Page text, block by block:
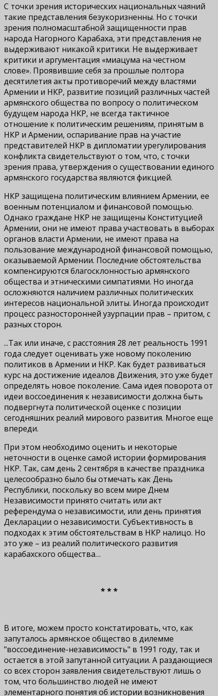
С точки зрения исторических национальных чаяний
такие представления безукоризненны. Но с точки
зрения полномасштабной защищенности прав
народа Нагорного Карабаха, эти представления не
выдерживают никакой критики. Не выдерживает
критики и аргументация «миацума на честном
слове». Проявившие себя за прошлые полтора
десятилетия акты противоречий между властями
Армении и НКР, развитие позиций различных частей
армянского общества по вопросу о политическом
будущем народа НКР, не всегда тактичное
отношение к политическим решениям, принятым в
НКР и Армении, оспаривание прав на участие
представителей НКР в дипломатии урегулирования
конфликта свидетельствуют о том, что, с точки
зрения права, утверждения о существовании единого
армянского государства являются фикцией.
НКР защищена политическим влиянием Армении, ее
военным потенциалом и финансовой помощью.
Однако граждане НКР не защищены Конституцией
Армении, они не имеют права участвовать в выборах
органов власти Армении, не имеют права на
пользование международной финансовой помощью,
оказываемой Армении. Последние обстоятельства
компенсируются благосклонностью армянского
общества и этническими симпатиями. Но иногда
осложняются наличием различных политических
интересов национальной элиты. Иногда происходит
процесс разносторонней узурпации прав – притом, с
разных сторон.
...Так или иначе, с расстояния 28 лет реальность 1991
года следует оценивать уже новому поколению
политиков в Армении и НКР. Как будет развиваться
курс на достижение идеалов Движения, это уже будет
определять новое поколение. Сама идея поворота от
идеи воссоединения к независимости должна быть
подвергнута политической оценке с позиции
сегодняшних реалий мирового развития. Многое еще
впереди.
При этом необходимо оценить и некоторые
неточности в оценке самой истории формирования
НКР. Так, сам день 2 сентября в качестве праздника
целесообразно было бы отмечать как День
Республики, поскольку во всем мире Днем
Независимости принято считать или акт
референдума о независимости, или день принятия
Декларации о независимости. Субъективность в
подходах к этим обстоятельствам в НКР налицо. Но
это уже – из реалий политического развития
карабахского общества…
* * *
В итоге, можем просто констатировать, что, как
запуталось армянское общество в дилемме
"воссоединение-независимость" в 1991 году, так и
остается в этой запутанной ситуации. А раздающиеся
со всех сторон заявления свидетельствуют лишь о
том, что большинство людей не имеют
элементарного понятия об истории возникновения